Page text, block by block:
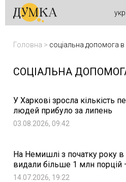
укр
Головна > соціальна допомога в
СОЦІАЛЬНА
У Харкові зросла кількість
людей прибуло за липень
03.08.2026, 09:42
На Немишлі з початку року в
видали більше 1 млн порцій
14.07.2026, 19:22